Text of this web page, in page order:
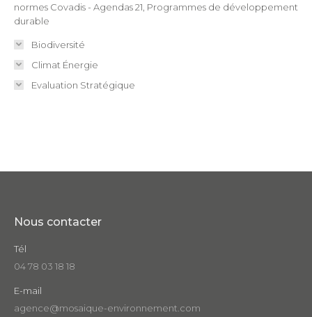
normes Covadis - Agendas 21, Programmes de développement
durable
Biodiversité
Climat Énergie
Evaluation Stratégique
Nous contacter
Tél
04 78 03 18 18
E-mail
agence@mosaique-environnement.com